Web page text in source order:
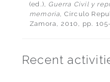
(ed.), Guerra Civil y
memoria, Círculo
Zamora, 2010, pp.
Recent